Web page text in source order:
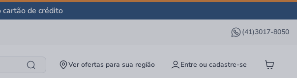
de crédito
(41)3017-8050
Ver ofertas para sua região Entre ou cadastre-se